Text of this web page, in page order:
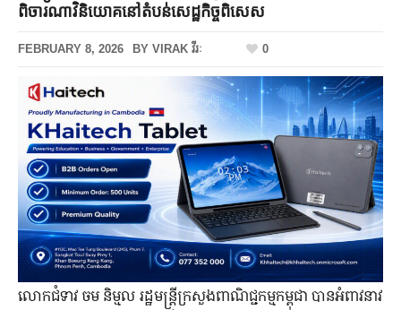
ពិចារណាវិនិយោគនៅតំបន់សេដ្ឋកិច្ចពិសេស
FEBRUARY 8, 2026 BY VIRAK វីរៈ 0
លោកជំទាវ ចម និម្មល រដ្ឋមន្រ្តី​ក្រសួងពាណិជ្ជកម្មកម្ពុជា បានអំពាវនាវ